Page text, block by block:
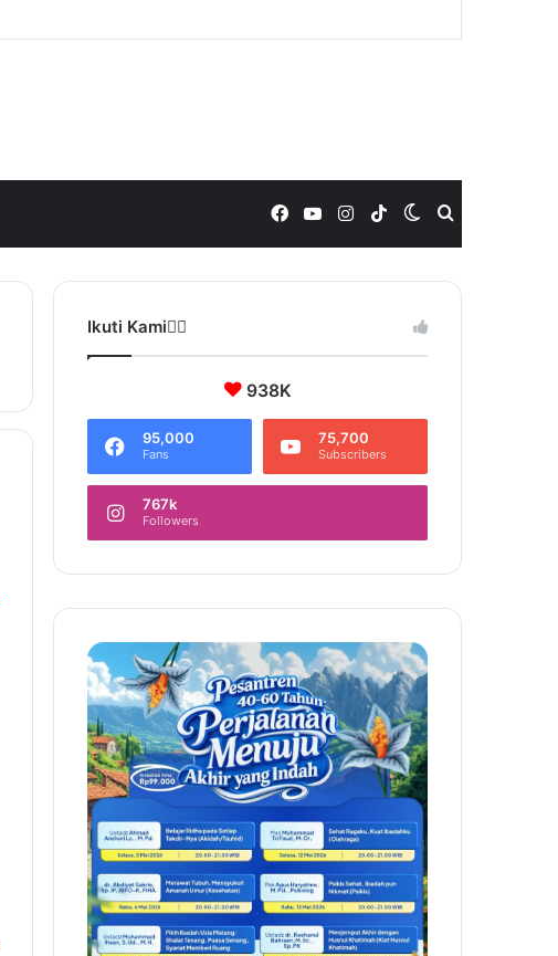
Switch
skin
TikTok
Instagram
YouTube
Facebook
Ikuti Kami❤️‍🔥
938K
95,000
Fans
75,700
Subscribers
767k
Followers